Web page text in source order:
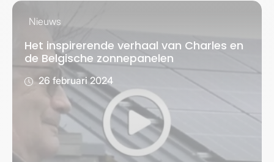
Nieuws
Het inspirerende verhaal van Charles en
de Belgische zonnepanelen
26 februari 2024